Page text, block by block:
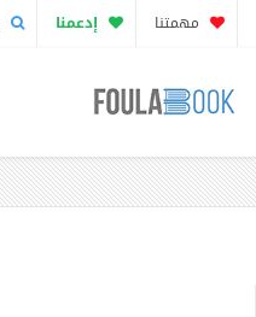
مهمتنا إدعمنا